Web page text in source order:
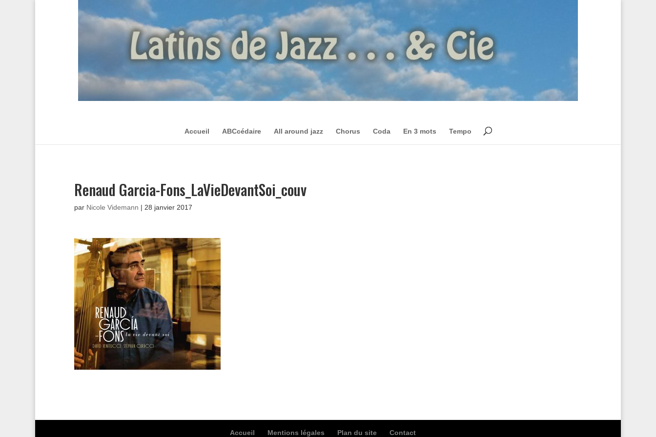
Accueil ABCcédaire All around jazz Chorus Coda En 3 mots Tempo
Renaud Garcia-Fons_LaVieDevantSoi_couv
par Nicole Videmann | 28 janvier 2017
Accueil Mentions légales Plan du site Contact